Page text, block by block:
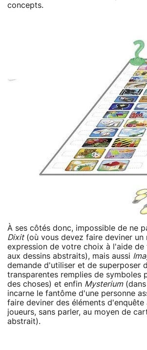
concepts.
À ses côtés donc, impossible de ne
Dixit(où vous devez faire deviner un
expression de votre choix à l'aide
aux dessins abstraits), mais aussi
demande d'utiliser et de superposer
transparentes remplies de symboles
des choses) et enfin Mysterium(dans
incarne le fantôme d'une personne
faire deviner des éléments d'enquête
joueurs, sans parler, au moyen de
abstrait).